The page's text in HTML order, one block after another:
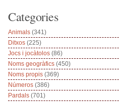
Categories
Animals (341)
Ditxos (225)
Jocs i jocàtolos (86)
Noms geogràfics (450)
Noms propis (369)
Números (386)
Pardals (701)